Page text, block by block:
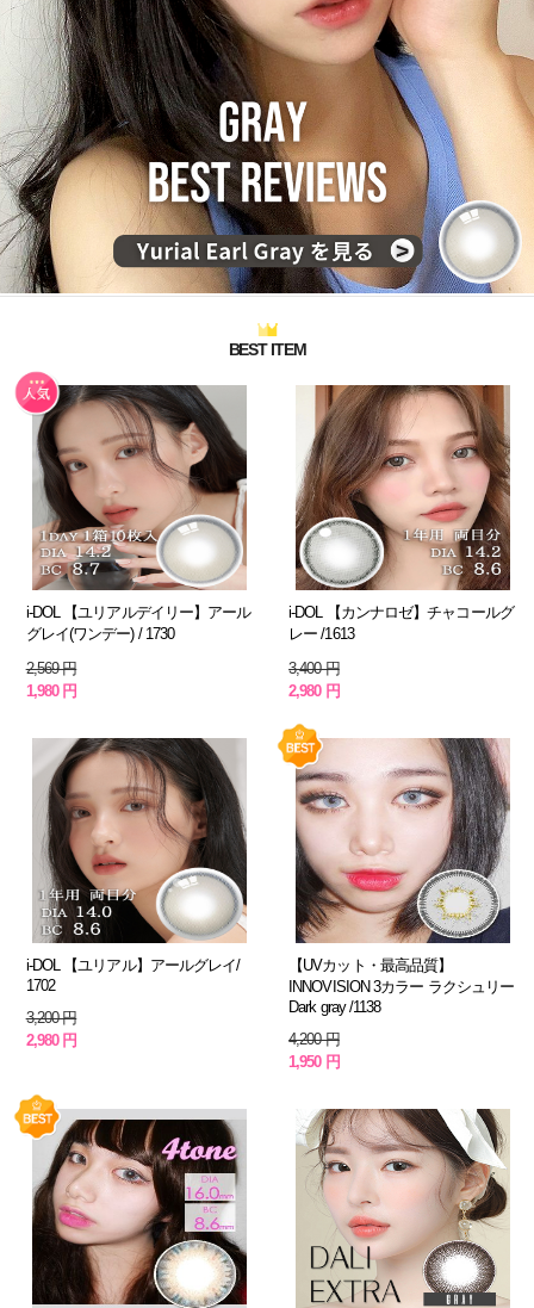
BEST ITEM
i-DOL 【ユリアルデイリー】アール
グレイ(ワンデー) / 1730
2,569 円
1,980 円
i-DOL 【カンナロゼ】チャコールグ
レー /1613
3,400 円
2,980 円
i-DOL 【ユリアル】アールグレイ/
1702
3,200 円
2,980 円
【UVカット・最高品質】
INNOVISION 3カラー ラクシュリー
Dark gray /1138
4,200 円
1,950 円